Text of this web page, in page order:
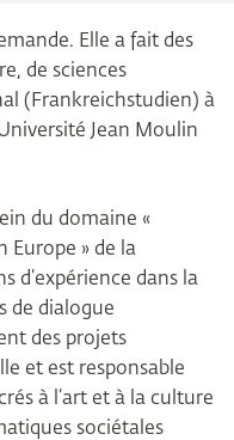
Elle a fait des
de sciences
(Frankreichstudien) à
Jean Moulin
du domaine «
Europe » de la
d’expérience dans la
de dialogue
des projets
et est responsable
à l’art et à la culture
sociétales